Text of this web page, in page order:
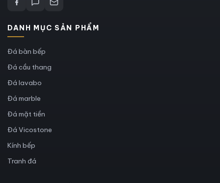
DANH MỤC SẢN PHẨM
Đá bàn bếp
Đá cầu thang
Đá lavabo
Đá marble
Đá mặt tiền
Đá Vicostone
Kính bếp
Tranh đá